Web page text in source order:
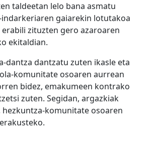
taldeetan lelo bana asmatu
gaiarekin lotutakoa
zituzten gero azaroaren
ekitaldian.
dantza dantzatu zuten ikasle eta
komunitate osoaren aurrean
bidez, emakumeen kontrako
zuten. Segidan, argazkiak
komunitate osoaren